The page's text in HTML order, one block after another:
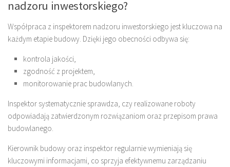
nadzoru inwestorskiego?
Współpraca z inspektorem nadzoru inwestorskiego jest kluczowa na
każdym etapie budowy. Dzięki jego obecności odbywa się:
kontrola jakości,
zgodność z projektem,
monitorowanie prac budowlanych.
Inspektor systematycznie sprawdza, czy realizowane roboty
odpowiadają zatwierdzonym rozwiązaniom oraz przepisom prawa
budowlanego.
Kierownik budowy oraz inspektor regularnie wymieniają się
kluczowymi informacjami, co sprzyja efektywnemu zarządzaniu